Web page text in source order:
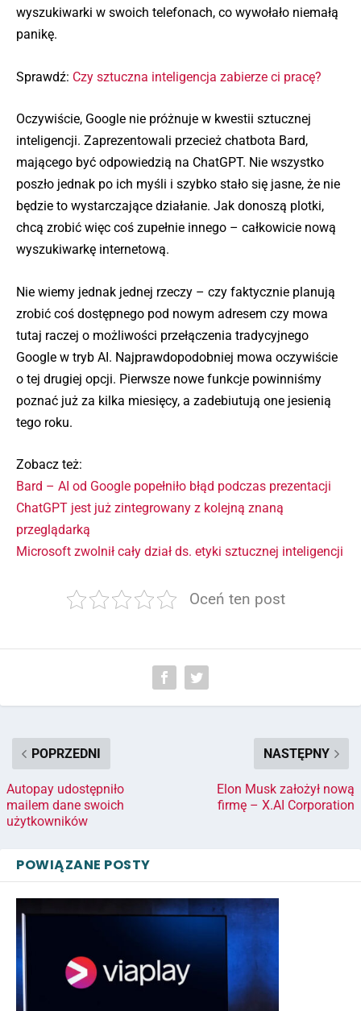
wyszukiwarki w swoich telefonach, co wywołało niemałą
panikę.
Sprawdź: Czy sztuczna inteligencja zabierze ci pracę?
Oczywiście, Google nie próżnuje w kwestii sztucznej
inteligencji. Zaprezentowali przecież chatbota Bard,
mającego być odpowiedzią na ChatGPT. Nie wszystko
poszło jednak po ich myśli i szybko stało się jasne, że nie
będzie to wystarczające działanie. Jak donoszą plotki,
chcą zrobić więc coś zupełnie innego – całkowicie nową
wyszukiwarkę internetową.
Nie wiemy jednak jednej rzeczy – czy faktycznie planują
zrobić coś dostępnego pod nowym adresem czy mowa
tutaj raczej o możliwości przełączenia tradycyjnego
Google w tryb AI. Najprawdopodobniej mowa oczywiście
o tej drugiej opcji. Pierwsze nowe funkcje powinniśmy
poznać już za kilka miesięcy, a zadebiutują one jesienią
tego roku.
Zobacz też:
Bard – AI od Google popełniło błąd podczas prezentacji
ChatGPT jest już zintegrowany z kolejną znaną
przeglądarką
Microsoft zwolnił cały dział ds. etyki sztucznej inteligencji
Oceń ten post
POPRZEDNI
Autopay udostępniło
mailem dane swoich
użytkowników
NASTĘPNY
Elon Musk założył nową
firmę – X.AI Corporation
POWIĄZANE POSTY